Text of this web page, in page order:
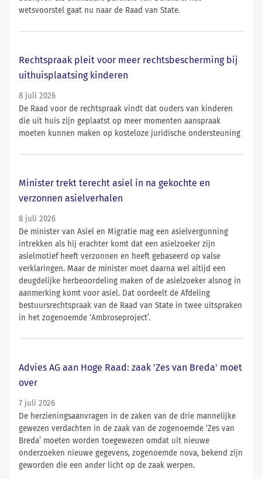
wetsvoorstel gaat nu naar de Raad van State.
Rechtspraak pleit voor meer rechtsbescherming bij
uithuisplaatsing kinderen
8 juli 2026
De Raad voor de rechtspraak vindt dat ouders van kinderen
die uit huis zijn geplaatst op meer momenten aanspraak
moeten kunnen maken op kosteloze juridische ondersteuning
Minister trekt terecht asiel in na gekochte en
verzonnen asielverhalen
8 juli 2026
De minister van Asiel en Migratie mag een asielvergunning
intrekken als hij erachter komt dat een asielzoeker zijn
asielmotief heeft verzonnen en heeft gebaseerd op valse
verklaringen. Maar de minister moet daarna wel altijd een
deugdelijke herbeoordeling maken of de asielzoeker alsnog in
aanmerking komt voor asiel. Dat oordeelt de Afdeling
bestuursrechtspraak van de Raad van State in twee uitspraken
in het zogenoemde ‘Ambroseproject’.
Advies AG aan Hoge Raad: zaak 'Zes van Breda' moet
over
7 juli 2026
De herzieningsaanvragen in de zaken van de drie mannelijke
gewezen verdachten in de zaak van de zogenoemde ‘Zes van
Breda’ moeten worden toegewezen omdat uit nieuwe
onderzoeken nieuwe gegevens, zogenoemde nova, bekend zijn
geworden die een ander licht op de zaak werpen.